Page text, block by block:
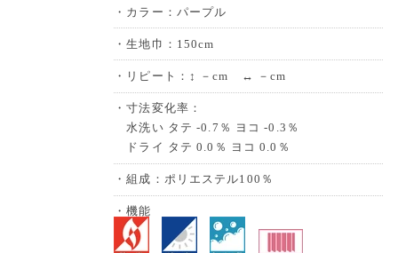
・カラー：パープル
・生地巾：150cm
・リピート：↕ －cm ↔ －cm
・寸法変化率：
水洗い タテ -0.7％ ヨコ -0.3％
ドライ タテ 0.0％ ヨコ 0.0％
・組成：ポリエステル100％
・機能